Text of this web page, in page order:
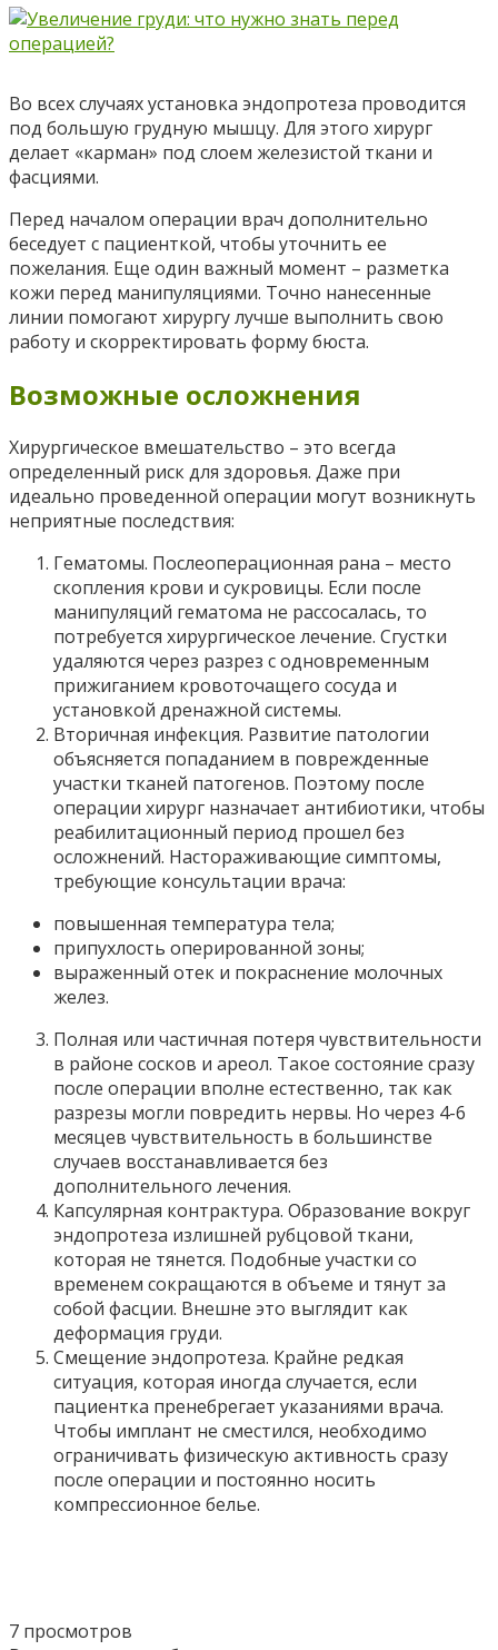
Во всех случаях установка эндопротеза проводится
под большую грудную мышцу. Для этого хирург
делает «карман» под слоем железистой ткани и
фасциями.
Перед началом операции врач дополнительно
беседует с пациенткой, чтобы уточнить ее
пожелания. Еще один важный момент – разметка
кожи перед манипуляциями. Точно нанесенные
линии помогают хирургу лучше выполнить свою
работу и скорректировать форму бюста.
Возможные осложнения
Хирургическое вмешательство – это всегда
определенный риск для здоровья. Даже при
идеально проведенной операции могут возникнуть
неприятные последствия:
Гематомы. Послеоперационная рана – место
скопления крови и сукровицы. Если после
манипуляций гематома не рассосалась, то
потребуется хирургическое лечение. Сгустки
удаляются через разрез с одновременным
прижиганием кровоточащего сосуда и
установкой дренажной системы.
Вторичная инфекция. Развитие патологии
объясняется попаданием в поврежденные
участки тканей патогенов. Поэтому после
операции хирург назначает антибиотики, чтобы
реабилитационный период прошел без
осложнений. Настораживающие симптомы,
требующие консультации врача:
повышенная температура тела;
припухлость оперированной зоны;
выраженный отек и покраснение молочных
желез.
Полная или частичная потеря чувствительности
в районе сосков и ареол. Такое состояние сразу
после операции вполне естественно, так как
разрезы могли повредить нервы. Но через 4-6
месяцев чувствительность в большинстве
случаев восстанавливается без
дополнительного лечения.
Капсулярная контрактура. Образование вокруг
эндопротеза излишней рубцовой ткани,
которая не тянется. Подобные участки со
временем сокращаются в объеме и тянут за
собой фасции. Внешне это выглядит как
деформация груди.
Смещение эндопротеза. Крайне редкая
ситуация, которая иногда случается, если
пациентка пренебрегает указаниями врача.
Чтобы имплант не сместился, необходимо
ограничивать физическую активность сразу
после операции и постоянно носить
компрессионное белье.
7 просмотров